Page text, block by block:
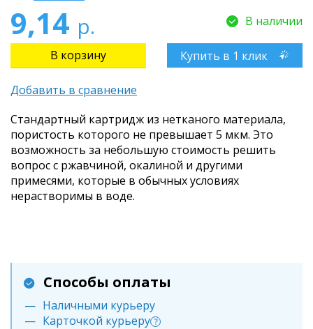
9,14 р. В наличии
Купить в 1 клик
Добавить в сравнение
Стандартный картридж из нетканого материала,
пористость которого не превышает 5 мкм. Это
возможность за небольшую стоимость решить
вопрос с ржавчиной, окалиной и другими
примесями, которые в обычных условиях
нерастворимы в воде.
Способы оплаты
Наличными курьеру
Карточкой курьеру ?